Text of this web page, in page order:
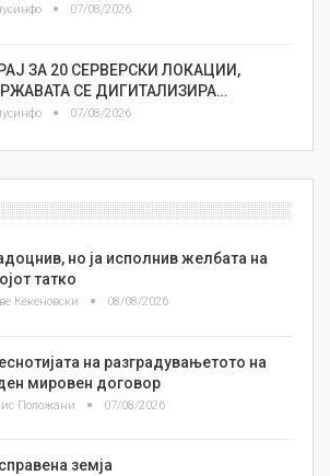
07/08/2026
ЗА 20 СЕРВЕРСКИ ЛОКАЦИИ,
СЕ ДИГИТАЛИЗИРА…
07/08/2026
но ја исполнив желбата на
татко
Кекеновски 08/08/2026
на разградувањетото на
мировен договор
Положани 07/08/2026
земја